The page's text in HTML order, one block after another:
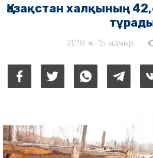
Қазақстан халқының
2018 ж. 15 мамыр